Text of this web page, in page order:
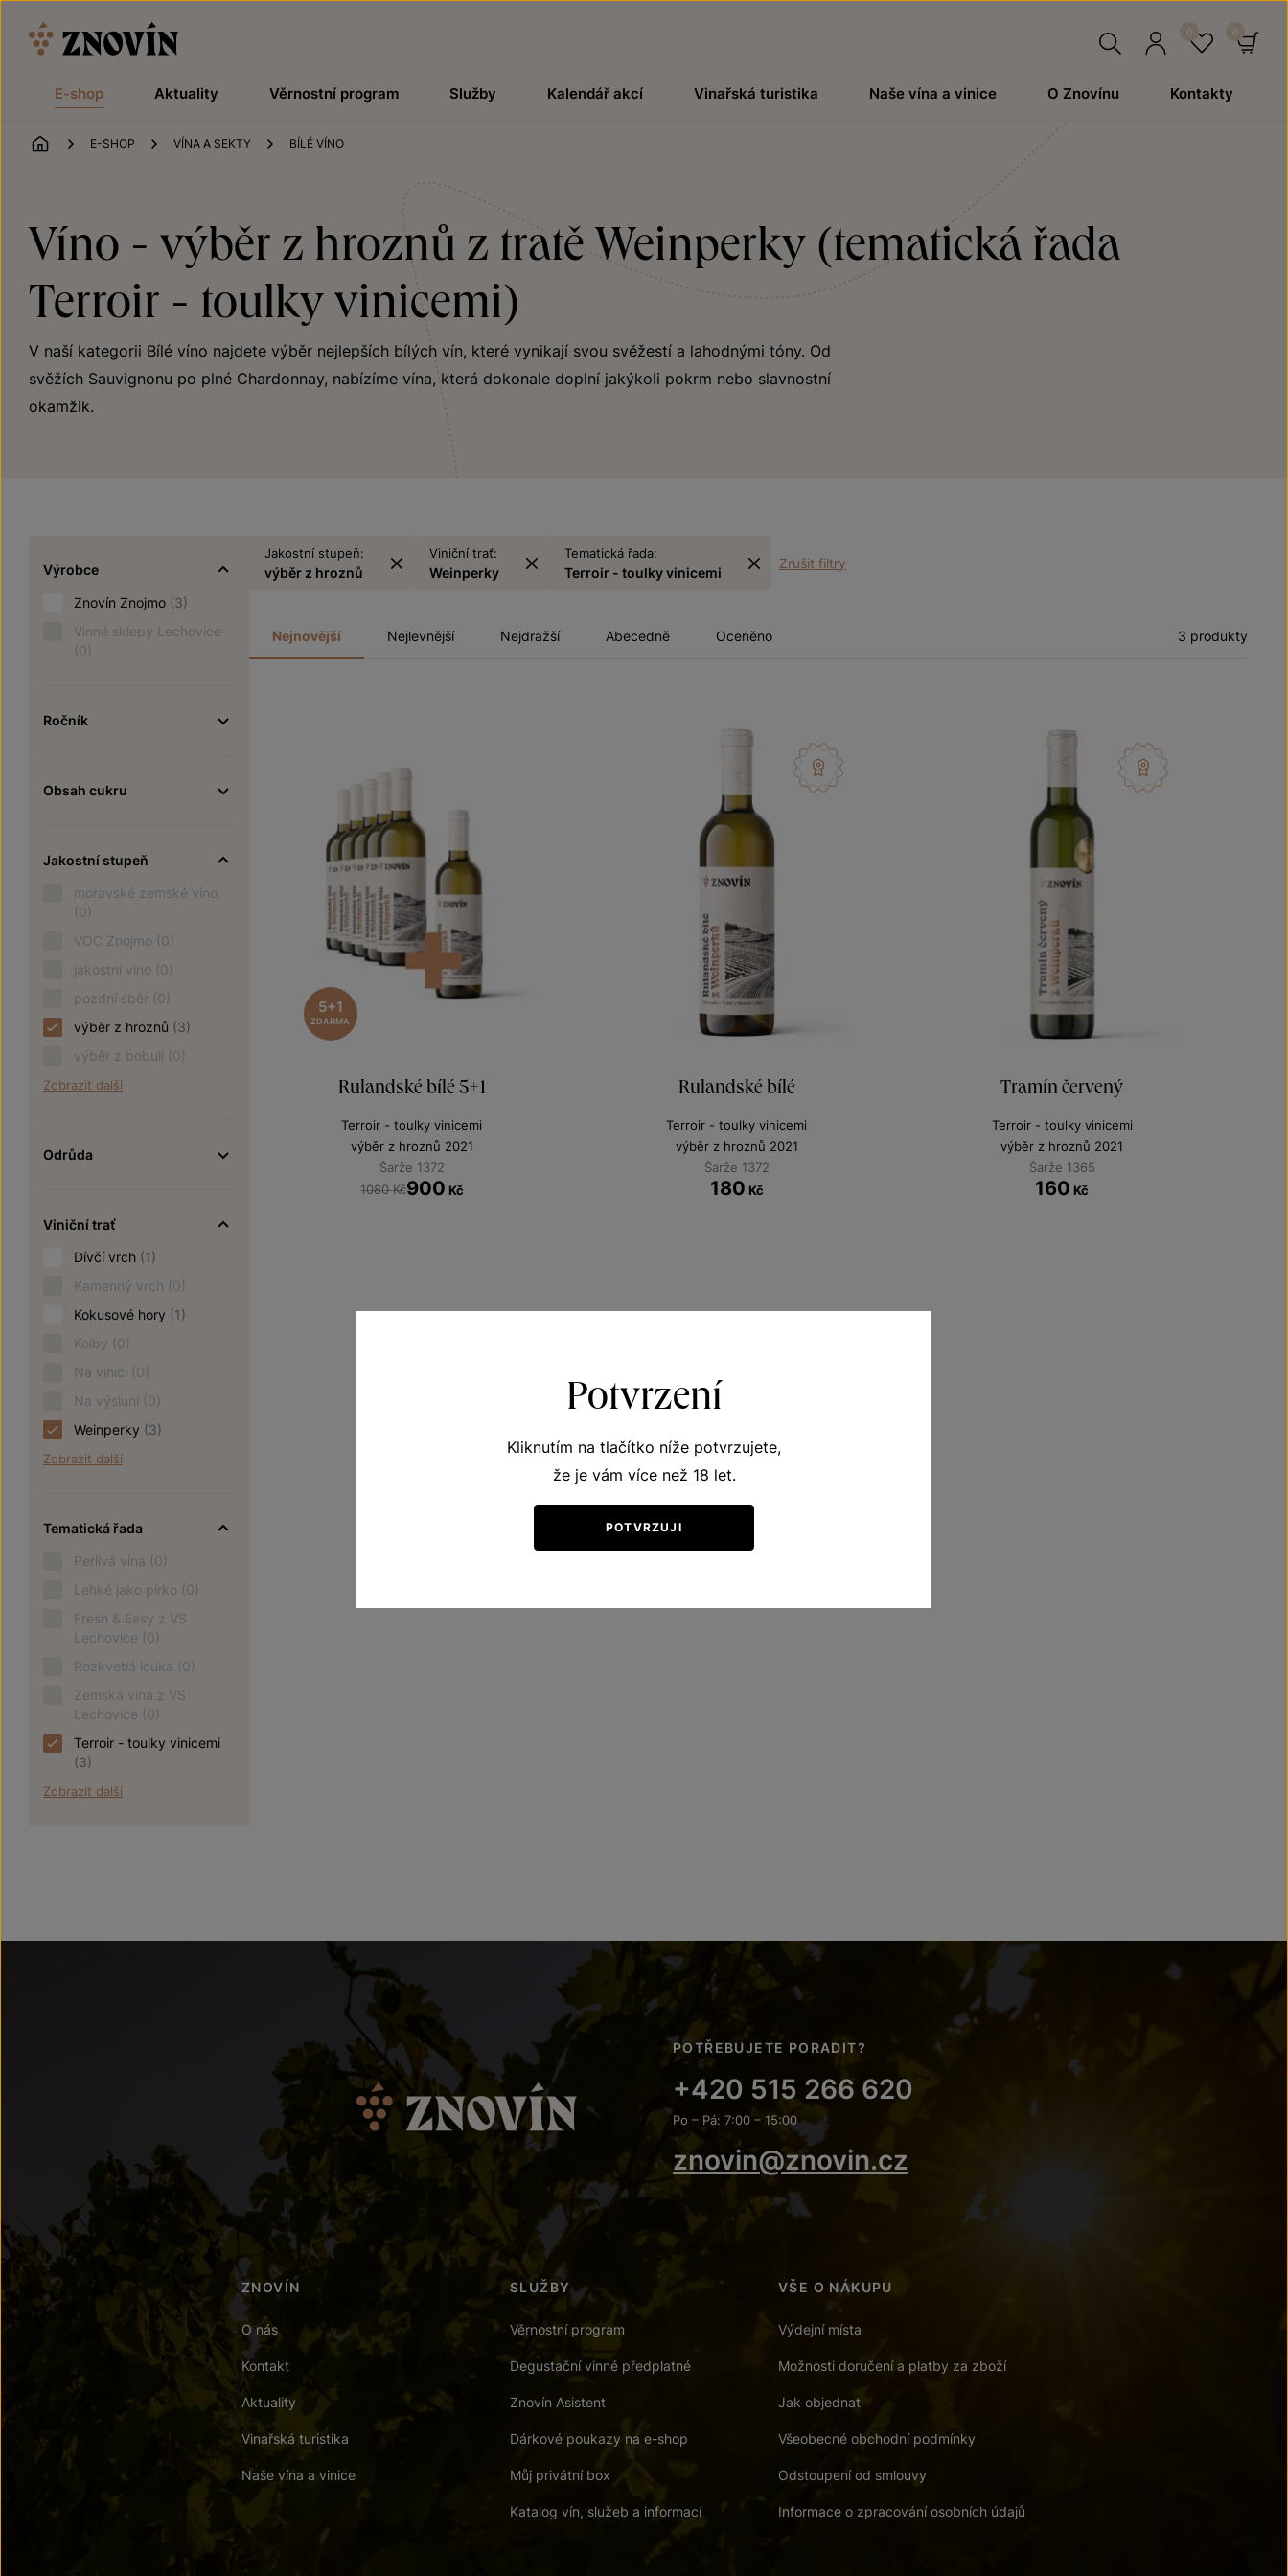
E-shop Aktuality Věrnostní program Služby Kalendář akcí Vinařská turistika Naše vína a vinice O Znovínu Kontakty
ÚVOD
E-SHOP VÍNA A SEKTY BÍLÉ VÍNO
Víno - výběr z hroznů z tratě Weinperky (tematická řada
Terroir - toulky vinicemi)
V naší kategorii Bílé víno najdete výběr nejlepších bílých vín, které vynikají svou svěžestí a lahodnými tóny. Od
svěžích Sauvignonu po plné Chardonnay, nabízíme vína, která dokonale doplní jakýkoli pokrm nebo slavnostní
okamžik.
Výrobce
Znovín Znojmo (3)
Vinné sklepy Lechovice
(0)
Ročník
Obsah cukru
Jakostní stupeň
moravské zemské víno
(0)
VOC Znojmo (0)
jakostní víno (0)
pozdní sběr (0)
výběr z hroznů (3)
výběr z bobulí (0)
Zobrazit další
Odrůda
Viniční trať
Dívčí vrch (1)
Kamenný vrch (0)
Kokusové hory (1)
Kolby (0)
Na vinici (0)
Na výsluní (0)
Weinperky (3)
Zobrazit další
Tematická řada
Perlivá vína (0)
Lehké jako pírko (0)
Fresh & Easy z VS
Lechovice (0)
Rozkvetlá louka (0)
Zemská vína z VS
Lechovice (0)
Terroir - toulky vinicemi
(3)
Zobrazit další
Jakostní stupeň:
výběr z hroznů
Viniční trať:
Weinperky
Tematická řada:
Terroir - toulky vinicemi
Zrušit filtry
Nejnovější Nejlevnější Nejdražší Abecedně Oceněno 3 produkty
5+1
ZDARMA
Rulandské bílé 5+1
Terroir - toulky vinicemi
výběr z hroznů 2021
Šarže 1372
1080 Kč900 Kč
Rulandské bílé
Terroir - toulky vinicemi
výběr z hroznů 2021
Šarže 1372
180 Kč
Tramín červený
Terroir - toulky vinicemi
výběr z hroznů 2021
Šarže 1365
160 Kč
POTŘEBUJETE PORADIT?
+420 515 266 620
Po – Pá: 7:00 – 15:00
znovin@znovin.cz
ZNOVÍN
O nás
Kontakt
Aktuality
Vinařská turistika
Naše vína a vinice
SLUŽBY
Věrnostní program
Degustační vinné předplatné
Znovín Asistent
Dárkové poukazy na e-shop
Můj privátní box
Katalog vín, služeb a informací
VŠE O NÁKUPU
Výdejní místa
Možnosti doručení a platby za zboží
Jak objednat
Všeobecné obchodní podmínky
Odstoupení od smlouvy
Informace o zpracování osobních údajů
Potvrzení
Kliknutím na tlačítko níže potvrzujete,
že je vám více než 18 let.
POTVRZUJI